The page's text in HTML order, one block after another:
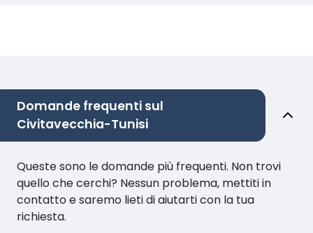
Domande frequenti sul
Civitavecchia-Tunisi
Queste sono le domande più frequenti. Non trovi
quello che cerchi? Nessun problema, mettiti in
contatto e saremo lieti di aiutarti con la tua
richiesta.